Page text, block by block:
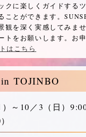
クに楽しくガイドする
ことができます。
観を深く実感してみま
トをお願いします。お申
はこちら
TOJINBO
～10／3 （日）